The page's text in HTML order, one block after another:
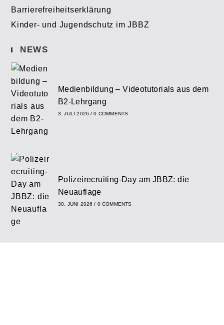
Barrierefreiheitserklärung
Kinder- und Jugendschutz im JBBZ
NEWS
Medienbildung – Videotutorials aus dem
B2-Lehrgang
3. JULI 2026 / 0 COMMENTS
Polizeirecruiting-Day am JBBZ: die
Neuauflage
30. JUNI 2026 / 0 COMMENTS